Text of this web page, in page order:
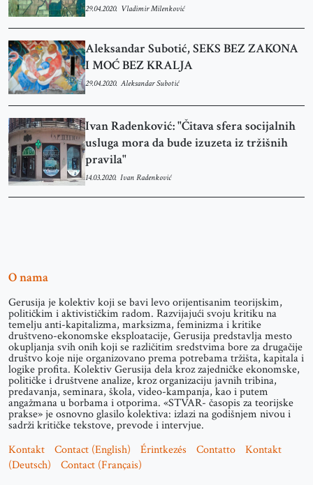
29.04.2020. Vladimir Milenković
Aleksandar Subotić, SEKS BEZ ZAKONA
I MOĆ BEZ KRALJA
29.04.2020. Aleksandar Subotić
Ivan Radenković: "Čitava sfera socijalnih
usluga mora da bude izuzeta iz tržišnih
pravila"
14.03.2020. Ivan Radenković
O nama
Gerusija je kolektiv koji se bavi levo orijentisanim teorijskim,
političkim i aktivističkim radom. Razvijajući svoju kritiku na
temelju anti-kapitalizma, marksizma, feminizma i kritike
društveno-ekonomske eksploatacije, Gerusija predstavlja mesto
okupljanja svih onih koji se različitim sredstvima bore za drugačije
društvo koje nije organizovano prema potrebama tržišta, kapitala i
logike profita. Kolektiv Gerusija dela kroz zajedničke ekonomske,
političke i društvene analize, kroz organizaciju javnih tribina,
predavanja, seminara, škola, video-kampanja, kao i putem
angažmana u borbama i otporima. «STVAR- časopis za teorijske
prakse» je osnovno glasilo kolektiva: izlazi na godišnjem nivou i
sadrži kritičke tekstove, prevode i intervjue.
Kontakt
Contact (English) Érintkezés Contatto
Kontakt
(Deutsch)
Contact (Français)